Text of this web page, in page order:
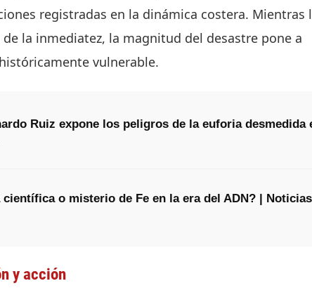
registradas en la dinámica costera. Mientras
la inmediatez, la magnitud del desastre pone a
vulnerable.
Ruiz expone los peligros de la euforia desmedida
o misterio de Fe en la era del ADN? | Noticias
y acción